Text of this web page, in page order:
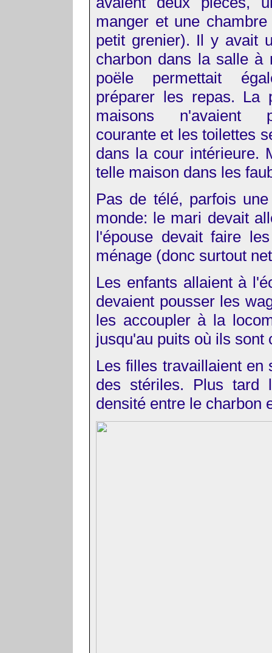
manger et une
petit grenier). Il y avait
charbon dans la salle à
poële permettait
préparer les repas. La
maisons n'avaient
courante et les toilettes
dans la cour intérieure.
telle maison dans les
Pas de télé, parfois
monde: le mari devait
l'épouse devait faire
ménage (donc surtout
Les enfants allaient à
devaient pousser les
les accoupler à la
jusqu'au puits où ils sont
Les filles travaillaient en
des stériles. Plus tard
densité entre le charbon